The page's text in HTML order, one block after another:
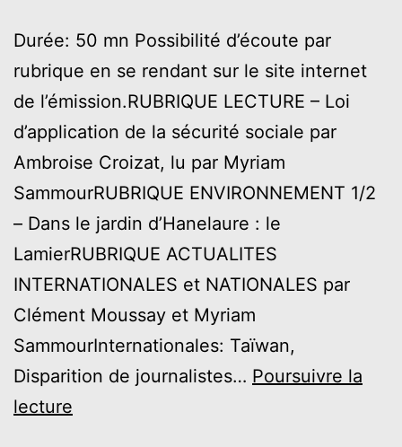
Durée: 50 mn Possibilité d’écoute par
rubrique en se rendant sur le site internet
de l’émission.RUBRIQUE LECTURE – Loi
d’application de la sécurité sociale par
Ambroise Croizat, lu par Myriam
SammourRUBRIQUE ENVIRONNEMENT 1/2
– Dans le jardin d’Hanelaure : le
LamierRUBRIQUE ACTUALITES
INTERNATIONALES et NATIONALES par
Clément Moussay et Myriam
SammourInternationales: Taïwan,
Disparition de journalistes… Poursuivre la
lecture